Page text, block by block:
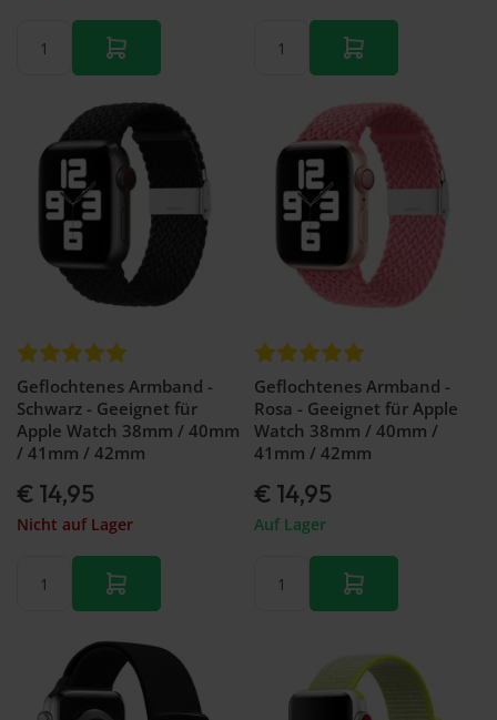
Geflochtenes Armband -
Schwarz - Geeignet für
Apple Watch 38mm / 40mm
/ 41mm / 42mm
€ 14,95
Nicht auf Lager
Geflochtenes Armband -
Rosa - Geeignet für Apple
Watch 38mm / 40mm /
41mm / 42mm
€ 14,95
Auf Lager